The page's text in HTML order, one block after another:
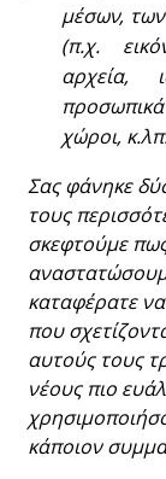
μέσων, των
(π.χ.
αρχεία,
χώροι,
Σας φάνηκε
τους
σκεφτούμε
καταφέρατε
που
αυτούς τους
νέους πιο
κάποιον